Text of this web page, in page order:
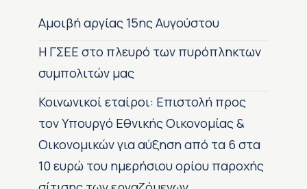
Αμοιβή αργίας 15ης Αυγούστου
H ΓΣΕΕ στο πλευρό των πυρόπληκτων
συμπολιτών μας
Κοινωνικοί εταίροι: Επιστολή προς
τον Υπουργό Εθνικής Οικονομίας &
Οικονομικών για αύξηση από τα 6 στα
10 ευρώ του ημερήσιου ορίου παροχής